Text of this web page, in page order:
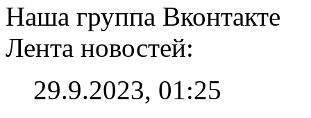
Наша группа Вконтакте
Лента новостей:
29.9.2023, 01:25